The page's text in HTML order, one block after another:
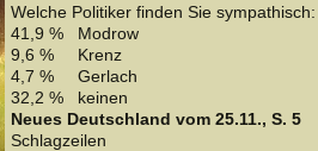
Welche Politiker finden Sie sympathisch:
41,9 % Modrow
9,6 % Krenz
4,7 % Gerlach
32,2 % keinen
Neues Deutschland vom 25.11., S. 5
Schlagzeilen